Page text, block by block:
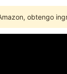
obtengo